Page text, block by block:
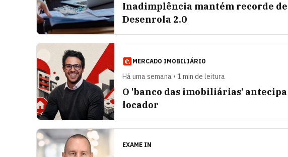
Inadimplência mantém recorde de
Desenrola 2.0
MERCADO IMOBILIÁRIO
Há uma semana • 1 min de leitura
O 'banco das imobiliárias'
locador
EXAME IN